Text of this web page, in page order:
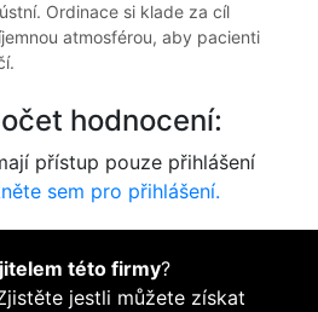
Ordinace si klade za cíl
atmosférou, aby pacienti
hodnocení:
přístup pouze přihlášení
sem pro přihlášení.
této firmy?
jestli můžete získat